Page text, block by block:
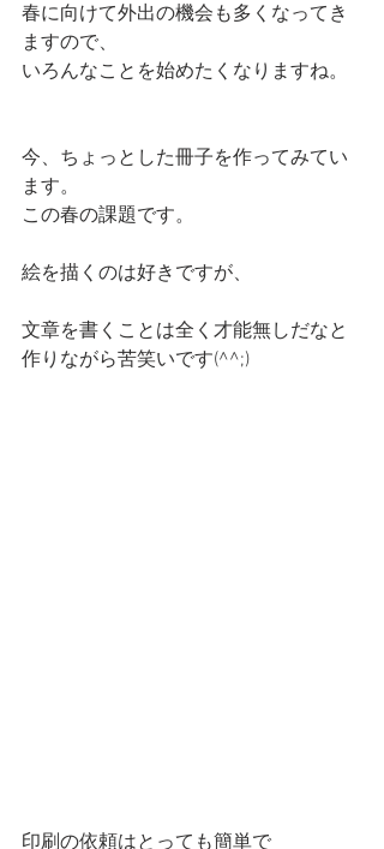
春に向けて外出の機会も多くなってき
ますので、
いろんなことを始めたくなりますね。
今、ちょっとした冊子を作ってみてい
ます。
この春の課題です。
絵を描くのは好きですが、
文章を書くことは全く才能無しだなと
作りながら苦笑いです(^^;)
印刷の依頼はとっても簡単で